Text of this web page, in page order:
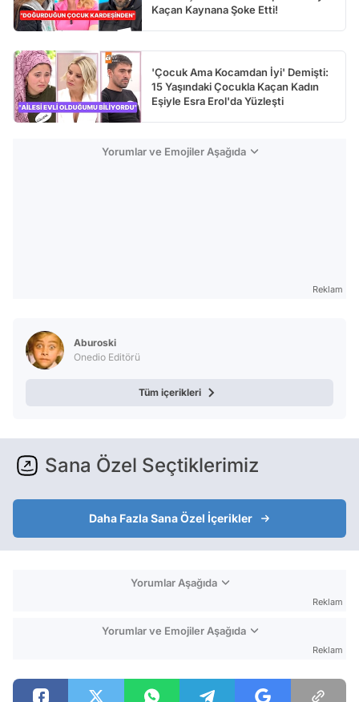
Kaçan Kaynana Şoke Etti!
'Çocuk Ama Kocamdan İyi' Demişti:
15 Yaşındaki Çocukla Kaçan Kadın
Eşiyle Esra Erol'da Yüzleşti
Yorumlar ve Emojiler Aşağıda
Reklam
Aburoski
Onedio Editörü
Tüm içerikleri
Sana Özel Seçtiklerimiz
Daha Fazla Sana Özel İçerikler
Yorumlar Aşağıda
Reklam
Yorumlar ve Emojiler Aşağıda
Reklam